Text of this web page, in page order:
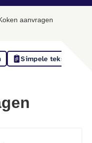
aanvragen
Simpele tekst